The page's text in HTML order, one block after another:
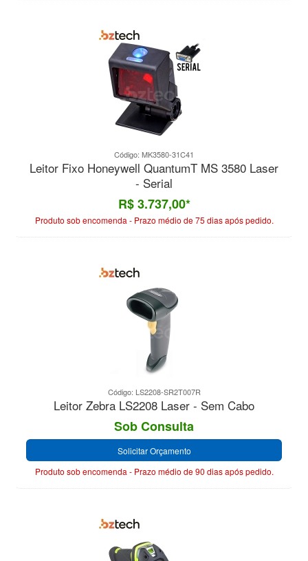
Código: MK3580-31C41
Leitor Fixo Honeywell QuantumT MS 3580 Laser
- Serial
R$ 3.737,00*
Produto sob encomenda - Prazo médio de 75 dias após pedido.
Código: LS2208-SR2T007R
Leitor Zebra LS2208 Laser - Sem Cabo
Sob Consulta
Solicitar Orçamento
Produto sob encomenda - Prazo médio de 90 dias após pedido.